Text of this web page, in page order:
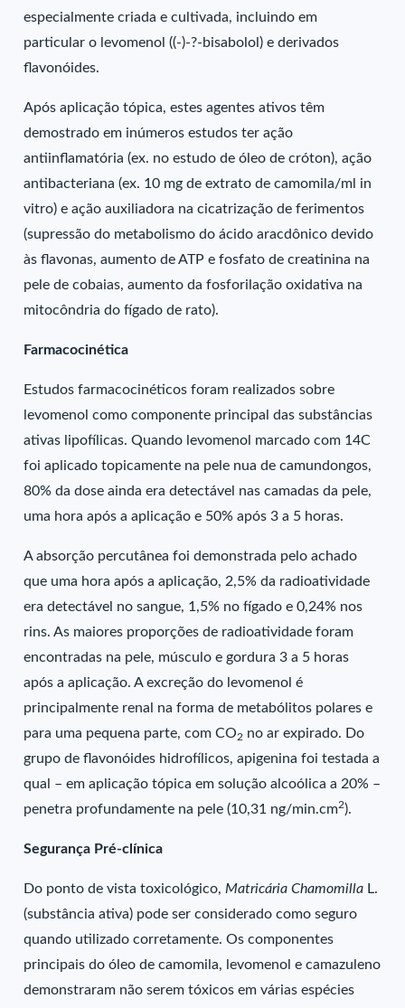
especialmente criada e cultivada, incluindo em
particular o levomenol ((-)-?-bisabolol) e derivados
flavonóides.
Após aplicação tópica, estes agentes ativos têm
demostrado em inúmeros estudos ter ação
antiinflamatória (ex. no estudo de óleo de cróton), ação
antibacteriana (ex. 10 mg de extrato de camomila/ml in
vitro) e ação auxiliadora na cicatrização de ferimentos
(supressão do metabolismo do ácido aracdônico devido
às flavonas, aumento de ATP e fosfato de creatinina na
pele de cobaias, aumento da fosforilação oxidativa na
mitocôndria do fígado de rato).
Farmacocinética
Estudos farmacocinéticos foram realizados sobre
levomenol como componente principal das substâncias
ativas lipofílicas. Quando levomenol marcado com 14C
foi aplicado topicamente na pele nua de camundongos,
80% da dose ainda era detectável nas camadas da pele,
uma hora após a aplicação e 50% após 3 a 5 horas.
A absorção percutânea foi demonstrada pelo achado
que uma hora após a aplicação, 2,5% da radioatividade
era detectável no sangue, 1,5% no fígado e 0,24% nos
rins. As maiores proporções de radioatividade foram
encontradas na pele, músculo e gordura 3 a 5 horas
após a aplicação. A excreção do levomenol é
principalmente renal na forma de metabólitos polares e
para uma pequena parte, com CO2 no ar expirado. Do
grupo de flavonóides hidrofílicos, apigenina foi testada a
qual – em aplicação tópica em solução alcoólica a 20% –
penetra profundamente na pele (10,31 ng/min.cm2).
Segurança Pré-clínica
Do ponto de vista toxicológico, Matricária Chamomilla L.
(substância ativa) pode ser considerado como seguro
quando utilizado corretamente. Os componentes
principais do óleo de camomila, levomenol e camazuleno
demonstraram não serem tóxicos em várias espécies